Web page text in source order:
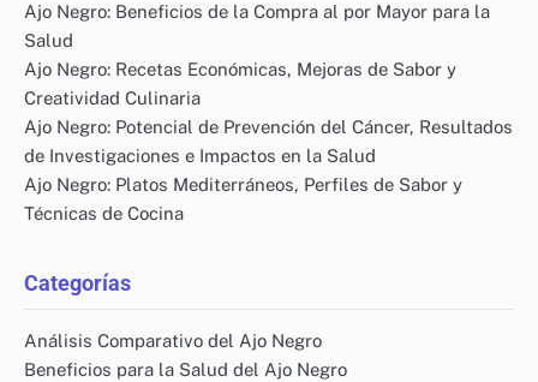
Ajo Negro: Beneficios de la Compra al por Mayor para la
Salud
Ajo Negro: Recetas Económicas, Mejoras de Sabor y
Creatividad Culinaria
Ajo Negro: Potencial de Prevención del Cáncer, Resultados
de Investigaciones e Impactos en la Salud
Ajo Negro: Platos Mediterráneos, Perfiles de Sabor y
Técnicas de Cocina
Categorías
Análisis Comparativo del Ajo Negro
Beneficios para la Salud del Ajo Negro